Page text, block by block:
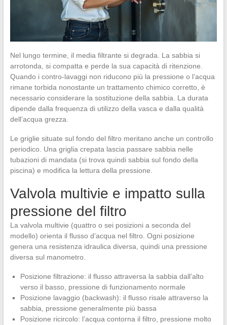
Nel lungo termine, il media filtrante si degrada. La sabbia si
arrotonda, si compatta e perde la sua capacità di ritenzione.
Quando i contro-lavaggi non riducono più la pressione o l’acqua
rimane torbida nonostante un trattamento chimico corretto, è
necessario considerare la sostituzione della sabbia. La durata
dipende dalla frequenza di utilizzo della vasca e dalla qualità
dell’acqua grezza.
Le griglie situate sul fondo del filtro meritano anche un controllo
periodico. Una griglia crepata lascia passare sabbia nelle
tubazioni di mandata (si trova quindi sabbia sul fondo della
piscina) e modifica la lettura della pressione.
Valvola multivie e impatto sulla
pressione del filtro
La valvola multivie (quattro o sei posizioni a seconda del
modello) orienta il flusso d’acqua nel filtro. Ogni posizione
genera una resistenza idraulica diversa, quindi una pressione
diversa sul manometro.
Posizione filtrazione: il flusso attraversa la sabbia dall’alto
verso il basso, pressione di funzionamento normale
Posizione lavaggio (backwash): il flusso risale attraverso la
sabbia, pressione generalmente più bassa
Posizione ricircolo: l’acqua contorna il filtro, pressione molto